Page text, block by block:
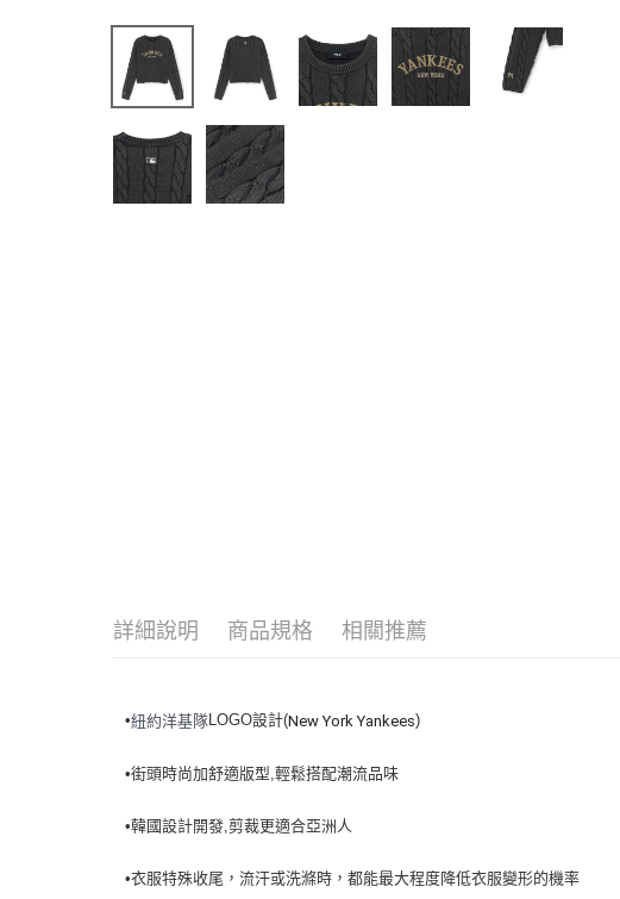
詳細說明 商品規格 相關推薦
•紐約洋基隊LOGO設計(New York Yankees)
•街頭時尚加舒適版型,輕鬆搭配潮流品味
•韓國設計開發,剪裁更適合亞洲人
•衣服特殊收尾，流汗或洗滌時，都能最大程度降低衣服變形的機率